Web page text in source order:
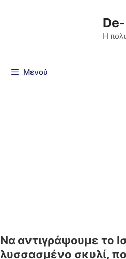
Η
Μενού
Να αντιγράψουμε το
λυσσασμένο σκυλί,